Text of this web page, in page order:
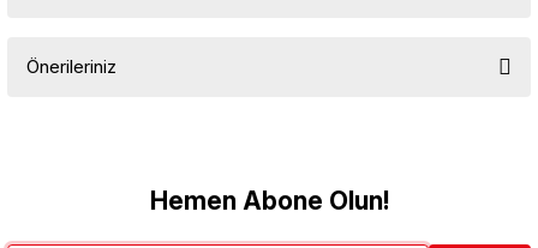
Önerileriniz
Görüş ve önerileriniz için teşekkür ederiz.
Hemen Abone Olun!